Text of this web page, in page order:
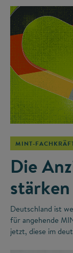
MINT-
Die
stärken
Deutschland ist
für angehende
jetzt, diese im